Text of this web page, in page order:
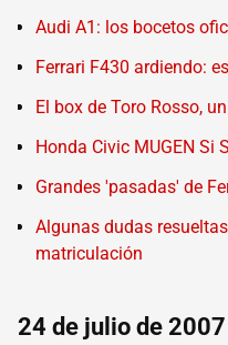
Audi A1: los bocetos
Ferrari F430 ardiendo:
El box de Toro Rosso,
Honda Civic MUGEN Si
Grandes 'pasadas' de
Algunas dudas
matriculación
24 de julio de 2007